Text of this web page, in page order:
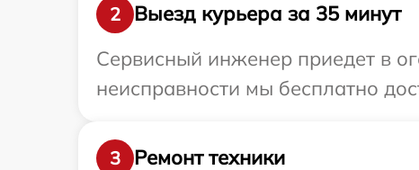
2
Выезд курьера за 35 минут
Сервисный инженер приедет в
неисправности мы бесплатно
3
Ремонт техники